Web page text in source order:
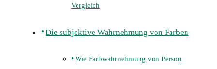
Vergleich
Die subjektive Wahrnehmung von Farben
Wie Farbwahrnehmung von Person